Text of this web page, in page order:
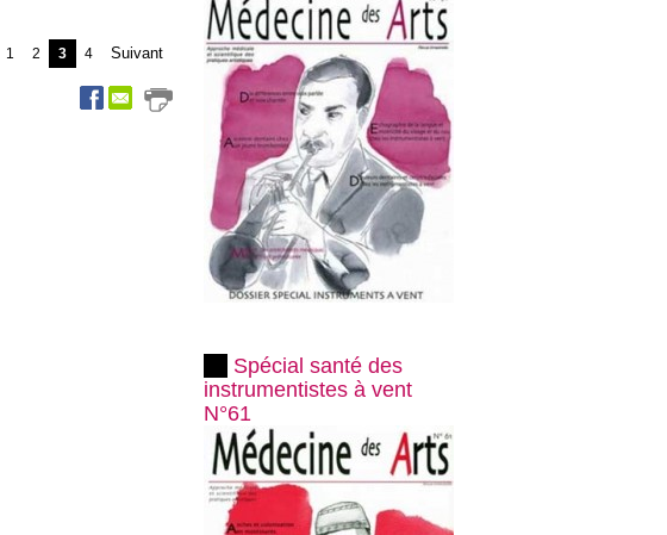
1 2 3 4 Suivant
Spécial santé des
instrumentistes à vent
N°61